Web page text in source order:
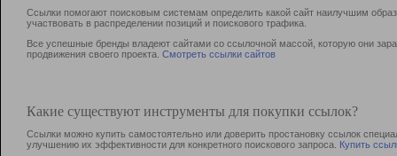
Ссылки помогают поисковым системам определить какой сайт наилучшим
участвовать в раcпределении позиций и поискового трафика.
Все успешные бренды владеют сайтами со ссылочной массой, которую они
продвижения своего проекта. Смотреть ссылки сайтов
Какие существуют инструменты для покупки ссылок?
Ссылки можно купить самостоятельно или доверить простановку ссылок
улучшению их эффективности для конкретного поискового запроса. Купить